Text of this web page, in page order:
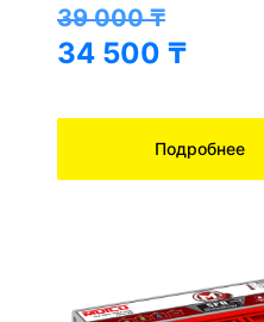
39 000₸
34 500 ₸
Подробнее